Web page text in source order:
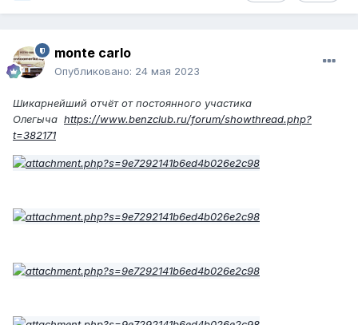
monte carlo
Опубликовано: 24 мая 2023
Шикарнейший отчёт от постоянного участика
Олегыча https://www.benzclub.ru/forum/showthread.php?
t=382171